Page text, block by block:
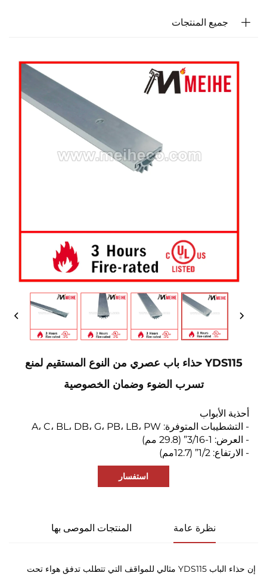
جميع المنتجات
YDS115 حذاء باب عصري من النوع المستقيم لمنع
تسرب الضوء وضمان الخصوصية
أحذية الأبواب
- التشطيبات المتوفرة: A، C، BL، DB، G، PB، LB، PW
- العرض: 1-3/16” (29.8 مم)
- الارتفاع: 1/2” (12.7مم)
استفسار
نظرة عامة المنتجات الموصى بها